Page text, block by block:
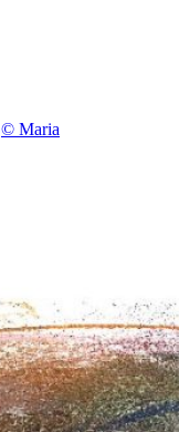
© Maria